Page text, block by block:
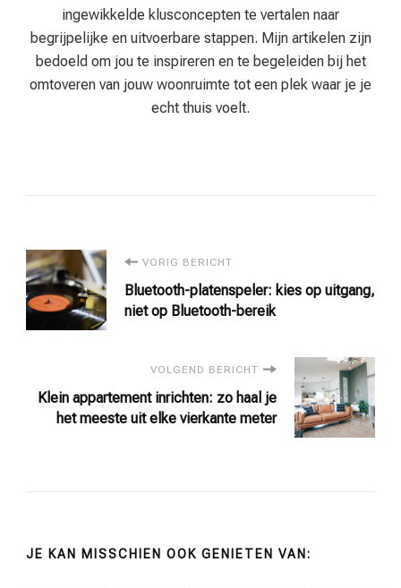
ingewikkelde klusconcepten te vertalen naar
begrijpelijke en uitvoerbare stappen. Mijn artikelen zijn
bedoeld om jou te inspireren en te begeleiden bij het
omtoveren van jouw woonruimte tot een plek waar je je
echt thuis voelt.
Bericht
navigatie
VORIG BERICHT
Bluetooth-platenspeler: kies op uitgang,
niet op Bluetooth-bereik
VOLGEND BERICHT
Klein appartement inrichten: zo haal je
het meeste uit elke vierkante meter
JE KAN MISSCHIEN OOK GENIETEN VAN: